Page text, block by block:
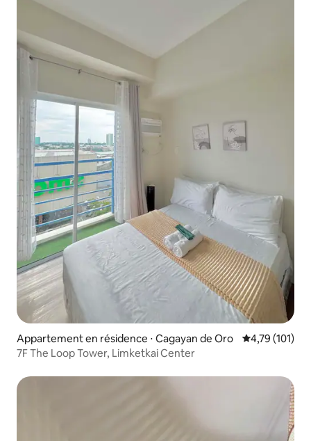
Appartement en résidence ⋅ Cagayan de Oro Évaluation
4,79 (101)
7F The Loop Tower, Limketkai Center